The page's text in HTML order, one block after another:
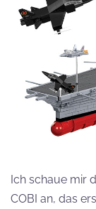
Ich schaue mir
COBI an, das